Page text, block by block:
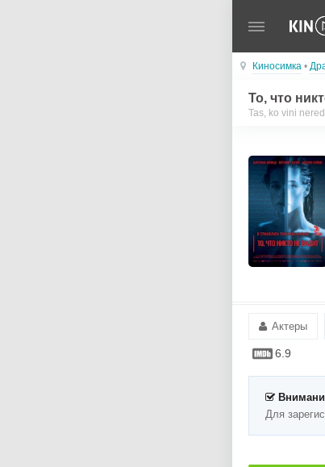
Киносимка •
То, что
Tas, ko vini
Актеры
6.9
Для